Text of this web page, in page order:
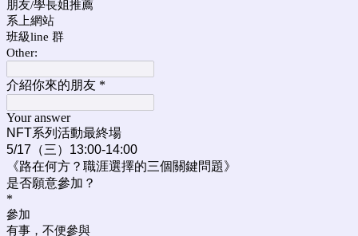
朋友/學長姐推薦
系上網站
班級line 群
Other:
介紹你來的朋友 *
Your answer
NFT系列活動最終場
5/17（三）13:00-14:00
《路在何方？職涯選擇的三個關鍵問題》
是否願意參加？
*
參加
有事，不便參與